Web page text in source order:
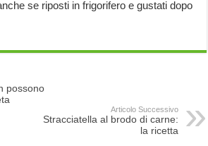
se riposti in frigorifero e gustati dopo
possono
Articolo Successivo
Stracciatella al brodo di carne:
la ricetta